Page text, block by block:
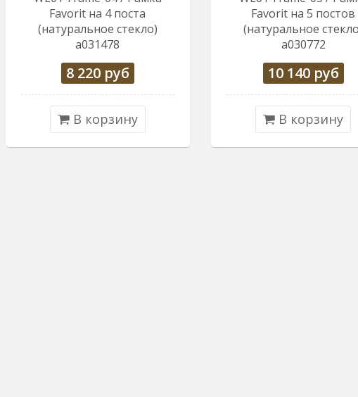
Favorit на 4 поста
(натуральное стекло)
a031478
8 220руб
В корзину
Favorit на 5 постов
(натуральное
a030772
10 140руб
В корзину